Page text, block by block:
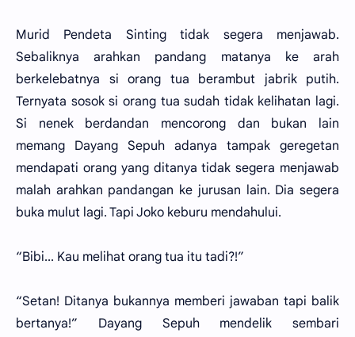
Murid Pendeta Sinting tidak segera menjawab.
Sebaliknya arahkan pandang matanya ke arah
berkelebatnya si orang tua berambut jabrik putih.
Ternyata sosok si orang tua sudah tidak kelihatan lagi.
Si nenek berdandan mencorong dan bukan lain
memang Dayang Sepuh adanya tampak geregetan
mendapati orang yang ditanya tidak segera menjawab
malah arahkan pandangan ke jurusan lain. Dia segera
buka mulut lagi. Tapi Joko keburu mendahului.
“Bibi... Kau melihat orang tua itu tadi?!”
“Setan! Ditanya bukannya memberi jawaban tapi balik
bertanya!” Dayang Sepuh mendelik sembari